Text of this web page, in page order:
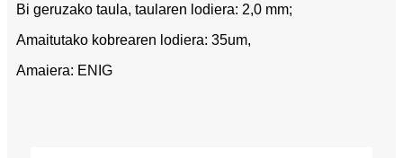
Bi geruzako taula, taularen lodiera: 2,0 mm;
Amaitutako kobrearen lodiera: 35um,
Amaiera: ENIG